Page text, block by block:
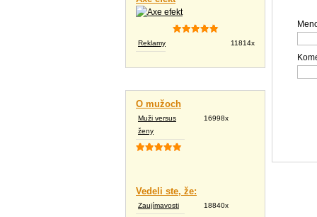
Reklamy 11814x
O mužoch
Muži versus
ženy
16998x
Vedeli ste, že:
Zaujímavosti 18840x